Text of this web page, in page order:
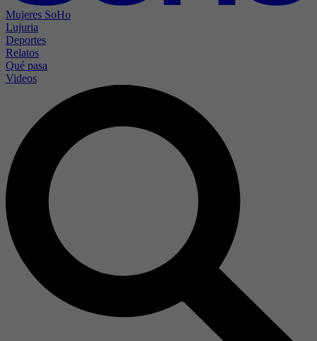
Mujeres SoHo
Lujuria
Deportes
Relatos
Qué pasa
Videos